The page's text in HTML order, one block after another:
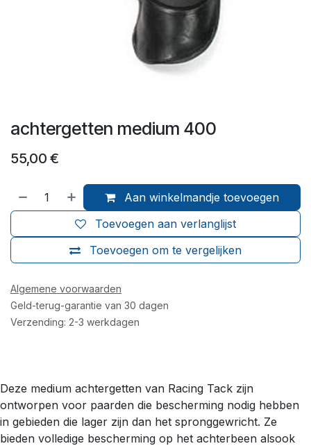
achtergetten medium 400
55,00 €
Aan winkelmandje toevoegen
Toevoegen om te vergelijken
Toevoegen aan verlanglijst
Algemene voorwaarden
Geld-terug-garantie van 30 dagen
Verzending: 2-3 werkdagen
Deze medium achtergetten van Racing Tack zijn
ontworpen voor paarden die bescherming nodig hebben
in gebieden die lager zijn dan het spronggewricht. Ze
bieden volledige bescherming op het achterbeen alsook